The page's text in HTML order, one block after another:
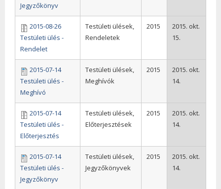
Jegyzőkönyv
2015-08-26
Testületi ülés -
Rendelet
Testületi ülések,
Rendeletek
2015
2015. okt.
15.
2015-07-14
Testületi ülés -
Meghívó
Testületi ülések,
Meghívók
2015
2015. okt.
14.
2015-07-14
Testületi ülés -
Előterjesztés
Testületi ülések,
Előterjesztések
2015
2015. okt.
14.
2015-07-14
Testületi ülés -
Jegyzőkönyv
Testületi ülések,
Jegyzőkönyvek
2015
2015. okt.
14.